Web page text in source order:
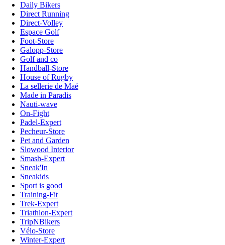
Daily Bikers
Direct Running
Direct-Volley
Espace Golf
Foot-Store
Galopp-Store
Golf and co
Handball-Store
House of Rugby
La sellerie de Maé
Made in Paradis
Nauti-wave
On-Fight
Padel-Expert
Pecheur-Store
Pet and Garden
Slowood Interior
Smash-Expert
Sneak'In
Sneakids
Sport is good
Training-Fit
Trek-Expert
Triathlon-Expert
TripNBikers
Vélo-Store
Winter-Expert